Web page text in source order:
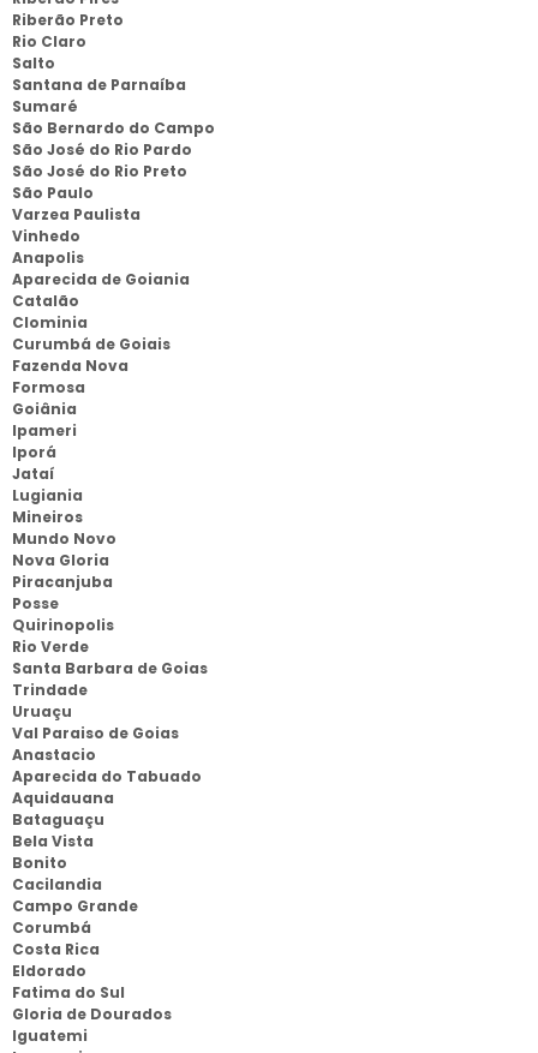
Riberão Preto
Rio Claro
Salto
Santana de Parnaíba
Sumaré
São Bernardo do Campo
São José do Rio Pardo
São José do Rio Preto
São Paulo
Varzea Paulista
Vinhedo
Anapolis
Aparecida de Goiania
Catalão
Clominia
Curumbá de Goiais
Fazenda Nova
Formosa
Goiânia
Ipameri
Iporá
Jataí
Lugiania
Mineiros
Mundo Novo
Nova Gloria
Piracanjuba
Posse
Quirinopolis
Rio Verde
Santa Barbara de Goias
Trindade
Uruaçu
Val Paraiso de Goias
Anastacio
Aparecida do Tabuado
Aquidauana
Bataguaçu
Bela Vista
Bonito
Cacilandia
Campo Grande
Corumbá
Costa Rica
Eldorado
Fatima do Sul
Gloria de Dourados
Iguatemi